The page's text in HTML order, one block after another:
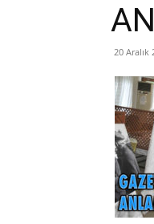
20 Aralık